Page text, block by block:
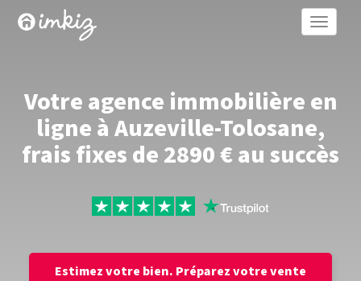
Toggle
Votre agence immobilière en
ligne à Auzeville-Tolosane,
frais fixes de 2890 € au succès
Estimez votre bien. Préparez votre vente